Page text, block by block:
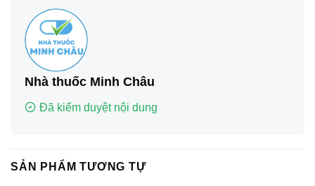
Nhà thuốc Minh Châu
Đã kiểm duyệt nội dung
SẢN PHẨM TƯƠNG TỰ